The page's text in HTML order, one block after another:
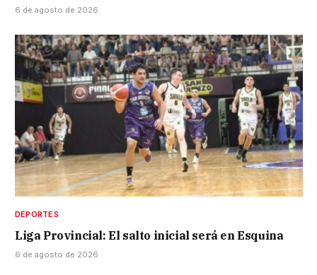
6 de agosto de 2026
DEPORTES
Liga Provincial: El salto inicial será en Esquina
6 de agosto de 2026